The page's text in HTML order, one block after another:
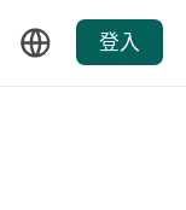
登入